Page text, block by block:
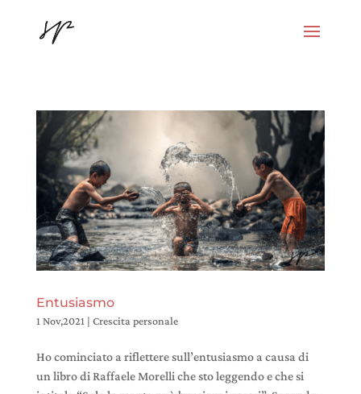
Entusiasmo
1 Nov,2021| Crescita personale
Ho cominciato a riflettere sull’entusiasmo a causa di
un libro di Raffaele Morelli che sto leggendo e che si